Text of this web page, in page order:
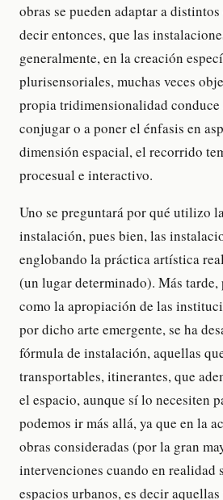
obras se pueden adaptar a
decir entonces, que las
generalmente, en la creación
plurisensoriales, muchas veces
propia tridimensionalidad conduce
conjugar o a poner el énfasis en
dimensión espacial, el recorrido
procesual e interactivo.
Uno se preguntará por qué utilizo
instalación, pues bien, las
englobando la práctica artística
(un lugar determinado). Más
como la apropiación de las
por dicho arte emergente, se ha
fórmula de instalación, aquellas
transportables, itinerantes, que
el espacio, aunque sí lo necesiten
podemos ir más allá, ya que en la
obras consideradas (por la gran
intervenciones cuando en realidad
espacios urbanos, es decir aquellas